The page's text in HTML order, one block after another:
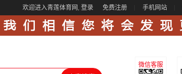
欢迎进入青莲体育网, 登录 免费注册 手机网站
微信客服